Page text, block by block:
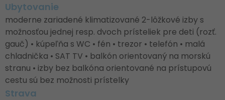
Ubytovanie
moderne zariadené klimatizované 2-lôžkové izby s
možnosťou jednej resp. dvoch prísteliek pre deti (rozť.
gauč) • kúpeľňa s WC • fén • trezor • telefón • malá
chladnička • SAT TV • balkón orientovaný na morskú
stranu • izby bez balkóna orientované na prístupovú
cestu sú bez možnosti prístelky
Strava